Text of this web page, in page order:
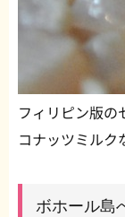
フィリピン版の
コナッツミルク
ボホール島